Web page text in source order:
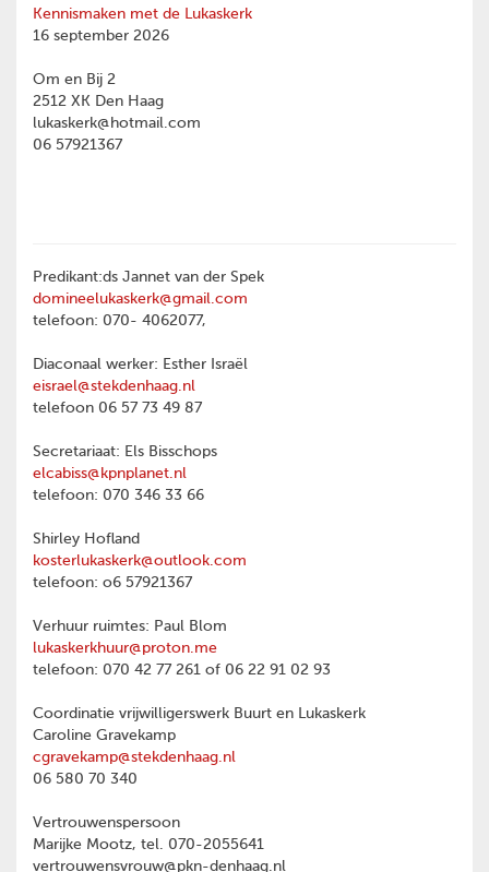
Kennismaken met de Lukaskerk
16 september 2026
Om en Bij 2
2512 XK Den Haag
lukaskerk@hotmail.com
06 57921367
Predikant:ds Jannet van der Spek
domineelukaskerk@gmail.com
telefoon: 070- 4062077,
Diaconaal werker: Esther Israël
eisrael@stekdenhaag.nl
telefoon 06 57 73 49 87
Secretariaat: Els Bisschops
elcabiss@kpnplanet.nl
telefoon: 070 346 33 66
Shirley Hofland
kosterlukaskerk@outlook.com
telefoon: o6 57921367
Verhuur ruimtes: Paul Blom
lukaskerkhuur@proton.me
telefoon: 070 42 77 261 of 06 22 91 02 93
Coordinatie vrijwilligerswerk Buurt en Lukaskerk
Caroline Gravekamp
cgravekamp@stekdenhaag.nl
06 580 70 340
Vertrouwenspersoon
Marijke Mootz, tel. 070-2055641
vertrouwensvrouw@pkn-denhaag.nl